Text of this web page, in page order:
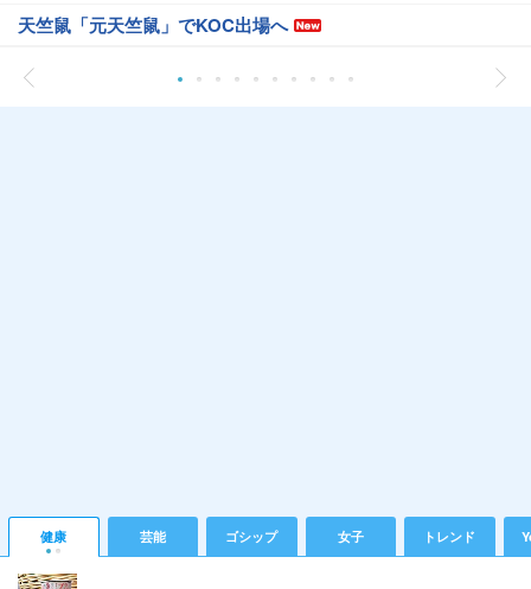
天竺鼠「元天竺鼠」でKOC出場へ
健康 芸能 ゴシップ 女子 トレンド